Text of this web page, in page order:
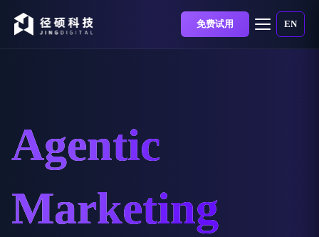
免费试用 EN
Agentic
Marketing